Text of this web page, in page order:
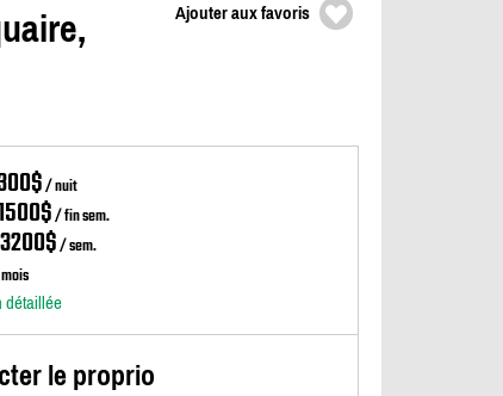
Ajouter aux favoris
/ nuit
/ fin sem.
/ sem.
détaillée
le proprio